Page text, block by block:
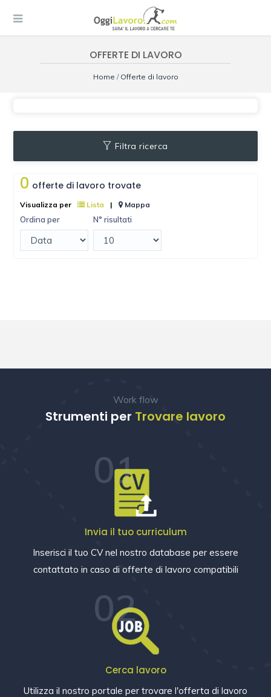
OFFERTE DI LAVORO
Home / Offerte di lavoro
Filtra ricerca
0 offerte di lavoro trovate
Visualizza per Lista | Mappa
Ordina per N° risultati
Work flow
Strumenti per Trovare lavoro
01
Invia il tuo curriculum
Inserisci il tuo CV nel nostro database per essere
contattato in caso di offerte di lavoro compatibili
02
Cerca lavoro
Utilizza il nostro portale per trovare l'offerta di lavoro